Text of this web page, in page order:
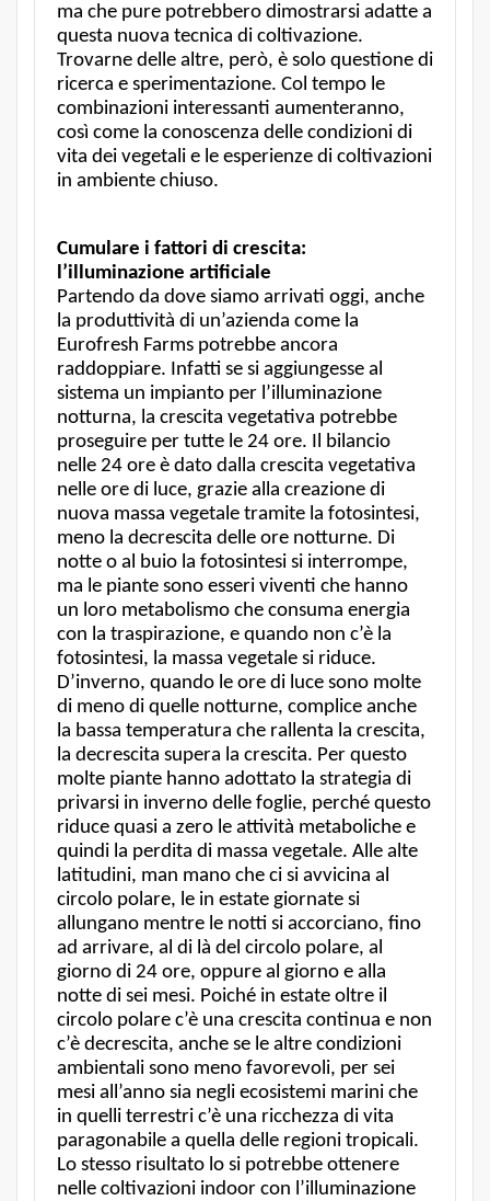
ma che pure potrebbero dimostrarsi adatte a
questa nuova tecnica di coltivazione.
Trovarne delle altre, però, è solo questione di
ricerca e sperimentazione. Col tempo le
combinazioni interessanti aumenteranno,
così come la conoscenza delle condizioni di
vita dei vegetali e le esperienze di coltivazioni
in ambiente chiuso.
Cumulare i fattori di crescita:
l’illuminazione artificiale
Partendo da dove siamo arrivati oggi, anche
la produttività di un’azienda come la
Eurofresh Farms potrebbe ancora
raddoppiare. Infatti se si aggiungesse al
sistema un impianto per l’illuminazione
notturna, la crescita vegetativa potrebbe
proseguire per tutte le 24 ore. Il bilancio
nelle 24 ore è dato dalla crescita vegetativa
nelle ore di luce, grazie alla creazione di
nuova massa vegetale tramite la fotosintesi,
meno la decrescita delle ore notturne. Di
notte o al buio la fotosintesi si interrompe,
ma le piante sono esseri viventi che hanno
un loro metabolismo che consuma energia
con la traspirazione, e quando non c’è la
fotosintesi, la massa vegetale si riduce.
D’inverno, quando le ore di luce sono molte
di meno di quelle notturne, complice anche
la bassa temperatura che rallenta la crescita,
la decrescita supera la crescita. Per questo
molte piante hanno adottato la strategia di
privarsi in inverno delle foglie, perché questo
riduce quasi a zero le attività metaboliche e
quindi la perdita di massa vegetale. Alle alte
latitudini, man mano che ci si avvicina al
circolo polare, le in estate giornate si
allungano mentre le notti si accorciano, fino
ad arrivare, al di là del circolo polare, al
giorno di 24 ore, oppure al giorno e alla
notte di sei mesi. Poiché in estate oltre il
circolo polare c’è una crescita continua e non
c’è decrescita, anche se le altre condizioni
ambientali sono meno favorevoli, per sei
mesi all’anno sia negli ecosistemi marini che
in quelli terrestri c’è una ricchezza di vita
paragonabile a quella delle regioni tropicali.
Lo stesso risultato lo si potrebbe ottenere
nelle coltivazioni indoor con l’illuminazione